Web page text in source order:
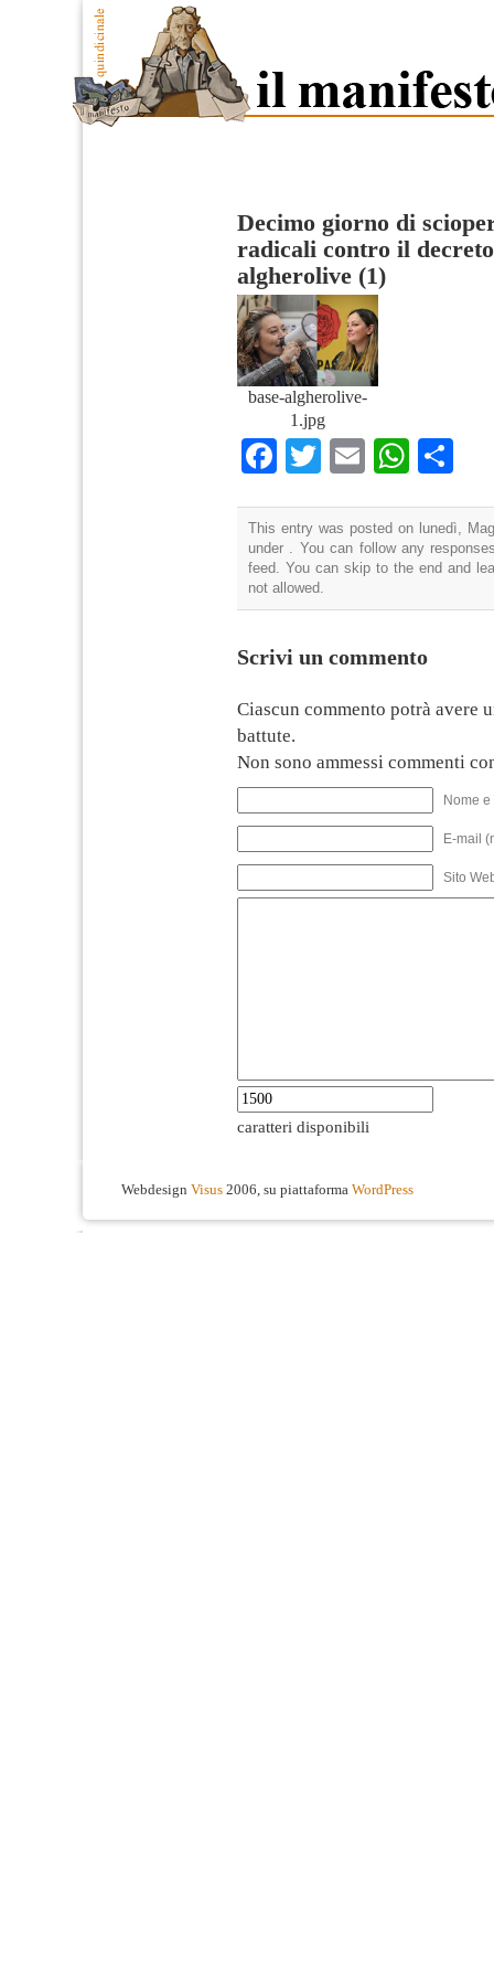
Decimo giorno di
radicali contro il
algherolive (1)
base-algherolive-
1.jpg
Facebook
TwitterEmail
This entry was posted on lunedì,
under . You can follow any
feed. You can skip to the end and
not allowed.
Scrivi un commento
Ciascun commento potrà avere
battute.
Non sono ammessi commenti
Nome
E-mail
Sito
caratteri disponibili
Webdesign Visus 2006, su piattaforma WordPress